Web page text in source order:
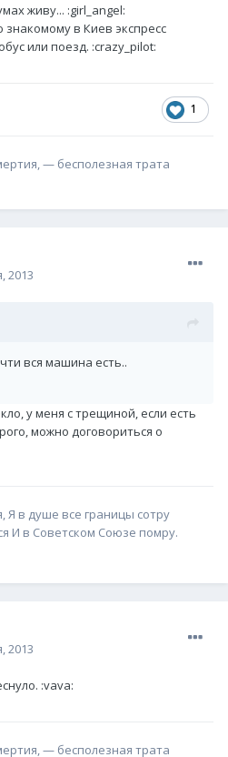
живу... :girl_angel:
знакомому в Киев экспресс
или поезд. :crazy_pilot:
1
— бесполезная трата
2013
вся машина есть..
у меня с трещиной, если есть
можно договориться о
Я в душе все границы сотру
И в Советском Союзе помру.
2013
:vava:
— бесполезная трата